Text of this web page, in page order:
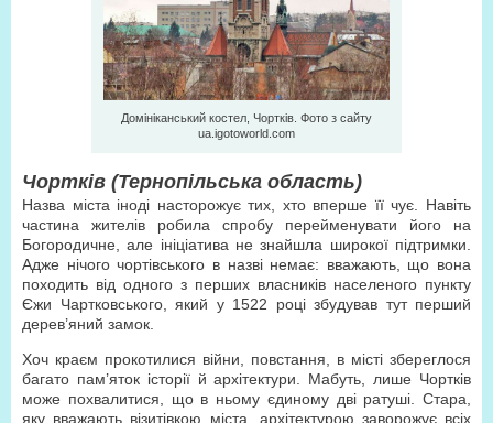
Домініканський костел, Чортків. Фото з сайту
ua.igotoworld.com
Чортків (Тернопільська область)
Назва міста іноді насторожує тих, хто вперше її чує. Навіть
частина жителів робила спробу перейменувати його на
Богородичне, але ініціатива не знайшла широкої підтримки.
Адже нічого чортівського в назві немає: вважають, що вона
походить від одного з перших власників населеного пункту
Єжи Чартковського, який у 1522 році збудував тут перший
дерев’яний замок.
Хоч краєм прокотилися війни, повстання, в місті збереглося
багато пам’яток історії й архітектури. Мабуть, лише Чортків
може похвалитися, що в ньому єдиному дві ратуші. Стара,
яку вважають візитівкою міста, архітектурою заворожує всіх